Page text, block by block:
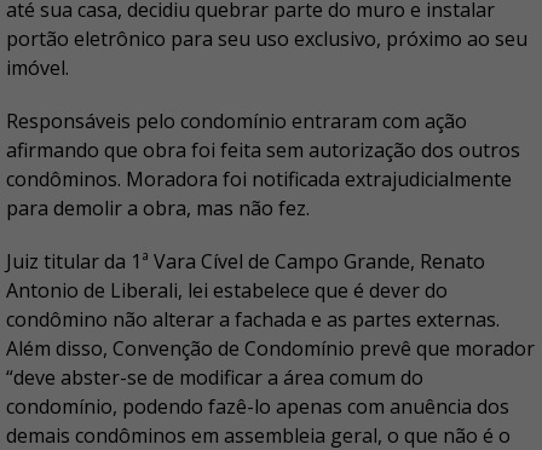
até sua casa, decidiu quebrar parte do muro e instalar
portão eletrônico para seu uso exclusivo, próximo ao seu
imóvel.
Responsáveis pelo condomínio entraram com ação
afirmando que obra foi feita sem autorização dos outros
condôminos. Moradora foi notificada extrajudicialmente
para demolir a obra, mas não fez.
Juiz titular da 1ª Vara Cível de Campo Grande, Renato
Antonio de Liberali, lei estabelece que é dever do
condômino não alterar a fachada e as partes externas.
Além disso, Convenção de Condomínio prevê que morador
“deve abster-se de modificar a área comum do
condomínio, podendo fazê-lo apenas com anuência dos
demais condôminos em assembleia geral, o que não é o